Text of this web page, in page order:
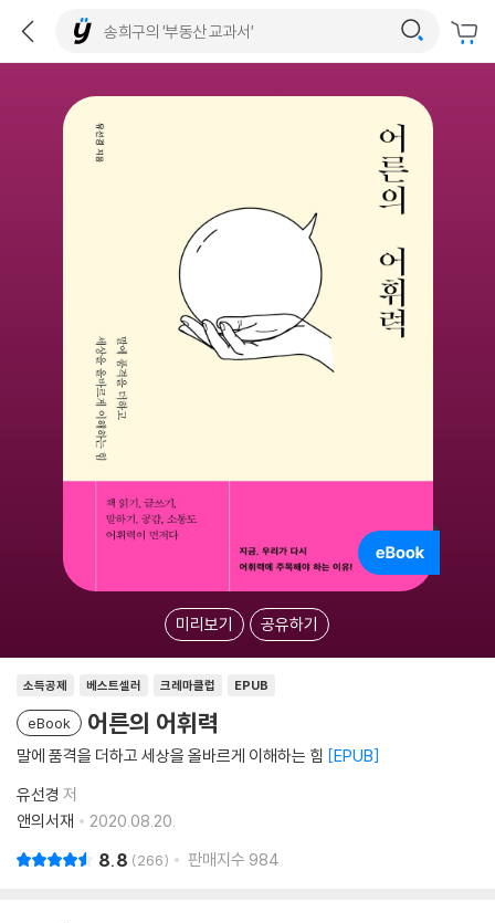
미리보기 공유하기
소득공제 베스트셀러 크레마클럽 EPUB
eBook 어른의 어휘력
말에 품격을 더하고 세상을 올바르게 이해하는 힘 EPUB
유선경 저
앤의서재
2020.08.20.
8.8 266 판매지수 984